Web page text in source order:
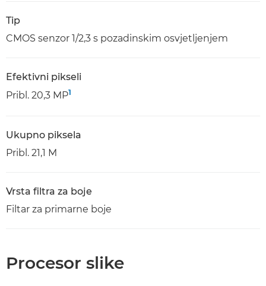
Tip
CMOS senzor 1/2,3 s pozadinskim osvjetljenjem
Efektivni pikseli
Pribl. 20,3 MP1
Ukupno piksela
Pribl. 21,1 M
Vrsta filtra za boje
Filtar za primarne boje
Procesor slike